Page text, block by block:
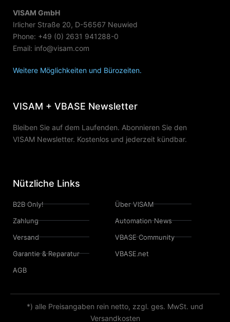
VISAM GmbH
Irlicher Straße 20, D-56567 Neuwied
Phone: +49 (0) 2631 941288-0
Email: info@visam.com
Weitere Möglichkeiten und Bürozeiten.
VISAM + VBASE Newsletter
Bleiben Sie auf dem Laufenden. Abonnieren Sie den
VISAM Newsletter. Kostenlos und jederzeit kündbar.
Nützliche Links
B2B Only!
Zahlung
Versand
Garantie & Reparatur
AGB
Über VISAM
Automation News
VBASE Community
VBASE.net
*) alle Preisangaben rein netto, zzgl. ges. MwSt. und
Versandkosten